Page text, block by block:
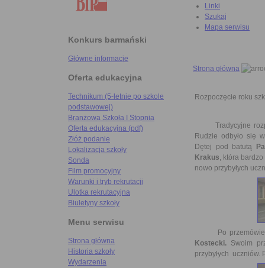
Konkurs barmański
Główne informacje
Oferta edukacyjna
Technikum (5-letnie po szkole
podstawowej)
Branżowa Szkoła I Stopnia
Oferta edukacyjna (pdf)
Złóż podanie
Lokalizacja szkoły
Sonda
Film promocyjny
Warunki i tryb rekrutacji
Ulotka rekrutacyjna
Biuletyny szkoły
Menu serwisu
Strona główna
Historia szkoły
Wydarzenia
Linki
Szukaj
Mapa serwisu
Strona główna
Rozpoczęcie roku
Tradycyjne
Rudzie odbyło się
Dętej pod batutą
Krakus, która
nowo przybyłych
Po przemówieniu
Kostecki. Swoim
przybyłych uczniów.